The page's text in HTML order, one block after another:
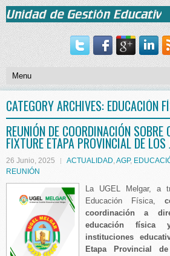
CATEGORY ARCHIVES: EDUCACIÓN
REUNIÓN DE COORDINACIÓN
FIXTURE ETAPA PROVINCIAL DE LOS
26 Junio, 2025 ACTUALIDAD,AGP,
REUNIÓN
La UGEL Melgar, a
Educación Física,
coordinación a
educación física
instituciones
Etapa Provincial